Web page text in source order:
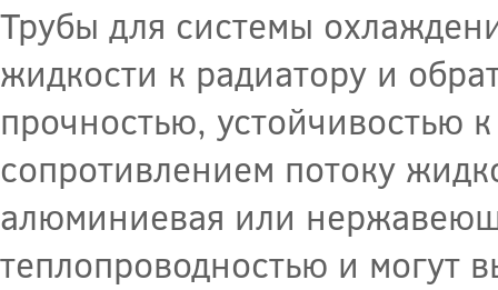
Трубы для системы
жидкости к радиатору и
прочностью,
сопротивлением потоку
алюминиевая или
теплопроводностью и могут